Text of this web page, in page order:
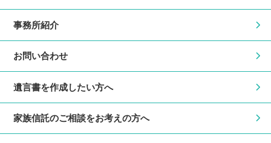
事務所紹介
お問い合わせ
遺言書を作成したい方へ
家族信託のご相談をお考えの方へ